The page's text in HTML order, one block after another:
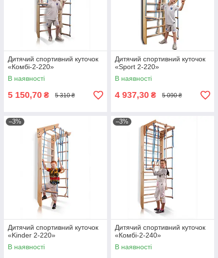
Дитячий спортивний куточок
«Комбі-2-220»
В наявності
5 150,70 ₴ 5 310 ₴
Дитячий спортивний куточок
«Sport 2-220»
В наявності
4 937,30 ₴ 5 090 ₴
–3%
Дитячий спортивний куточок
«Kinder 2-220»
В наявності
–3%
Дитячий спортивний куточок
«Комбі-2-240»
В наявності